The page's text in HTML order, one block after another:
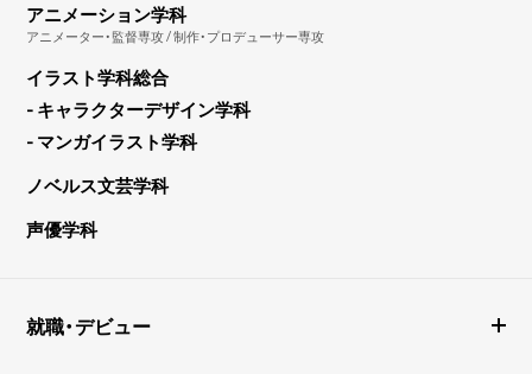
アニメーション学科
アニメーター・監督専攻 / 制作・プロデューサー専攻
イラスト学科総合
- キャラクターデザイン学科
- マンガイラスト学科
ノベルス文芸学科
声優学科
就職・デビュー